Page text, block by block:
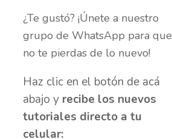
¿Te gustó? ¡Únete a nuestro
grupo de WhatsApp para que
no te pierdas de lo nuevo!
Haz clic en el botón de acá
abajo y recibe los nuevos
tutoriales directo a tu
celular: